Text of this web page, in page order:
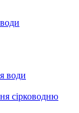
води
сірководню